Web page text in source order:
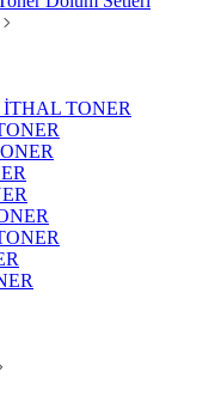
TONER